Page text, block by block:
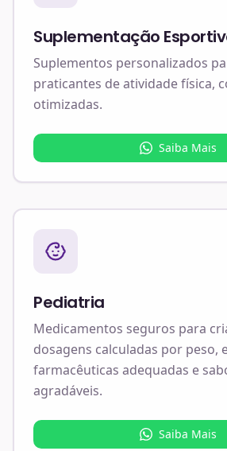
Suplementação
Suplementos personalizados
praticantes de atividade física,
otimizadas.
Saiba Mais
Pediatria
Medicamentos seguros para
dosagens calculadas por peso,
farmacêuticas adequadas e
agradáveis.
Saiba Mais